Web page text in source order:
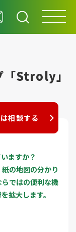
「Stroly」
相談する
ますか？
の地図の分かり
ではの便利な機
拡大します。